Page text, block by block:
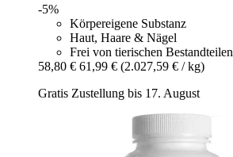
-5%
Körpereigene Substanz
Haut, Haare & Nägel
Frei von tierischen Bestandteilen
58,80 € 61,99 € (2.027,59 € / kg)
Gratis Zustellung bis 17. August